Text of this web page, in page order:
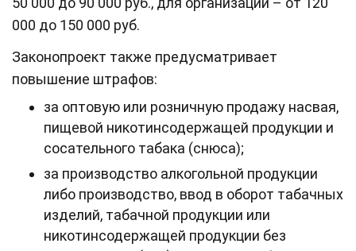
000 до 150 000 руб.
Законопроект также предусматривает
повышение штрафов:
за оптовую или розничную продажу насвая,
пищевой никотинсодержащей продукции и
сосательного табака (снюса);
за производство алкогольной продукции
либо производство, ввод в оборот табачных
изделий, табачной продукции или
никотинсодержащей продукции без